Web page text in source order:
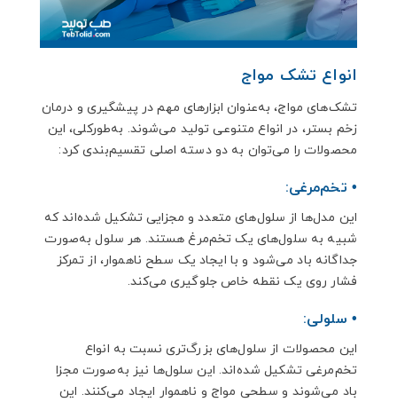
انواع تشک مواج
تشک‌های مواج، به‌عنوان ابزارهای مهم در پیشگیری و درمان
زخم بستر، در انواع متنوعی تولید می‌شوند. به‌طورکلی، این
محصولات را می‌توان به دو دسته اصلی تقسیم‌بندی کرد:
• تخم‌مرغی:
این مدل‌ها از سلول‌های متعدد و مجزایی تشکیل شده‌اند که
شبیه به سلول‌های یک تخم‌مرغ هستند. هر سلول به‌صورت
جداگانه باد می‌شود و با ایجاد یک سطح ناهموار، از تمرکز
فشار روی یک نقطه خاص جلوگیری می‌کند.
• سلولی:
این محصولات از سلول‌های بزرگ‌تری نسبت به انواع
تخم‌مرغی تشکیل شده‌اند. این سلول‌ها نیز به‌صورت مجزا
باد می‌شوند و سطحی مواج و ناهموار ایجاد می‌کنند. این